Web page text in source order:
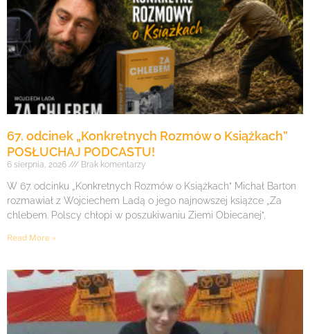
67. odcinek „Konkretnych Rozmów o Książkach”
POSŁUCHAJ PODCASTU!
6 sierpnia, 2026 Brak komentarzy
W 67. odcinku „Konkretnych Rozmów o Książkach” Michał Barton
rozmawiał z Wojciechem Ladą o jego najnowszej książce „Za
chlebem. Polscy chłopi w poszukiwaniu Ziemi Obiecanej”,
Read More »